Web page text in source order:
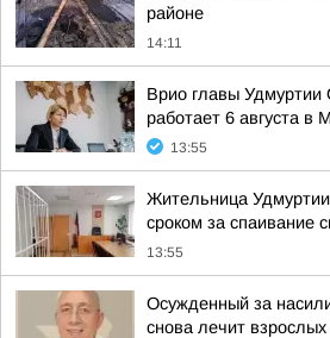
районе
14:11
Врио главы Удмуртии
работает 6 августа в
13:55
Жительница
сроком за спаивание
13:55
Осужденный за
снова лечит